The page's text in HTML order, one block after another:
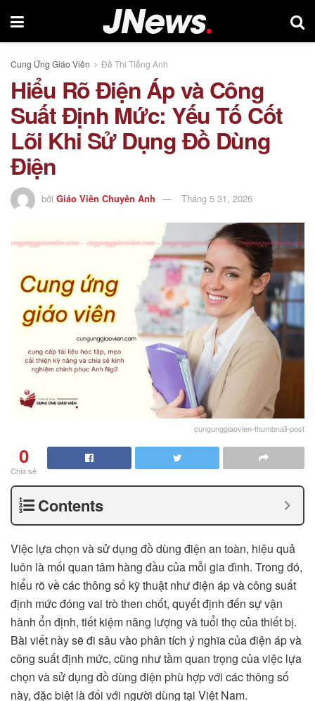
Cung Ứng Giáo Viên Đề Thi Tiếng Anh
Hiểu Rõ Điện Áp và Công
Suất Định Mức: Yếu Tố Cốt
Lõi Khi Sử Dụng Đồ Dùng
Điện
bởi Giáo Viên Chuyên Anh Tháng 5 31, 2026
cungunggiaovien-thumbnail-post
0
Chia sẻ
Contents
Việc lựa chọn và sử dụng đồ dùng điện an toàn, hiệu quả
luôn là mối quan tâm hàng đầu của mỗi gia đình. Trong đó,
hiểu rõ về các thông số kỹ thuật như điện áp và công suất
định mức đóng vai trò then chốt, quyết định đến sự vận
hành ổn định, tiết kiệm năng lượng và tuổi thọ của thiết bị.
Bài viết này sẽ đi sâu vào phân tích ý nghĩa của điện áp và
công suất định mức, cũng như tầm quan trọng của việc lựa
chọn và sử dụng đồ dùng điện phù hợp với các thông số
này, đặc biệt là đối với người dùng tại Việt Nam.